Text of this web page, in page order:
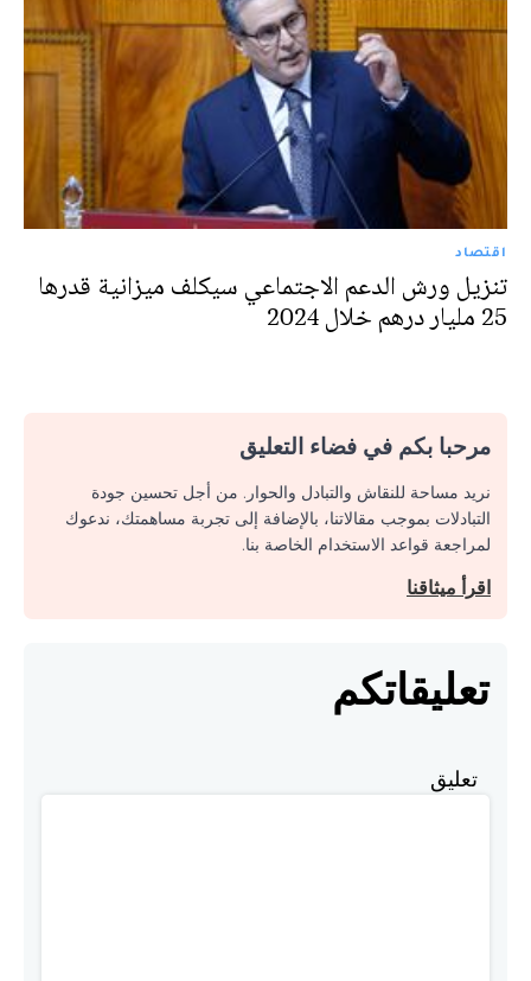
اقتصاد
تنزيل ورش الدعم الاجتماعي سيكلف ميزانية قدرها
25 مليار درهم خلال 2024
مرحبا بكم في فضاء التعليق
نريد مساحة للنقاش والتبادل والحوار. من أجل تحسين جودة
التبادلات بموجب مقالاتنا، بالإضافة إلى تجربة مساهمتك، ندعوك
لمراجعة قواعد الاستخدام الخاصة بنا.
اقرأ ميثاقنا
تعليقاتكم
تعليق